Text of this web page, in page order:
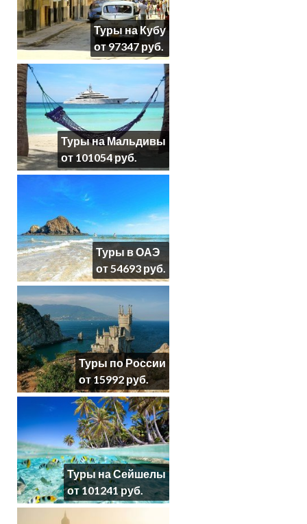
Туры на Кубу
от 97347 руб.
Туры на Мальдивы
от 101054 руб.
Туры в ОАЭ
от 54693 руб.
Туры по России
от 15992 руб.
Туры на Сейшелы
от 101241 руб.